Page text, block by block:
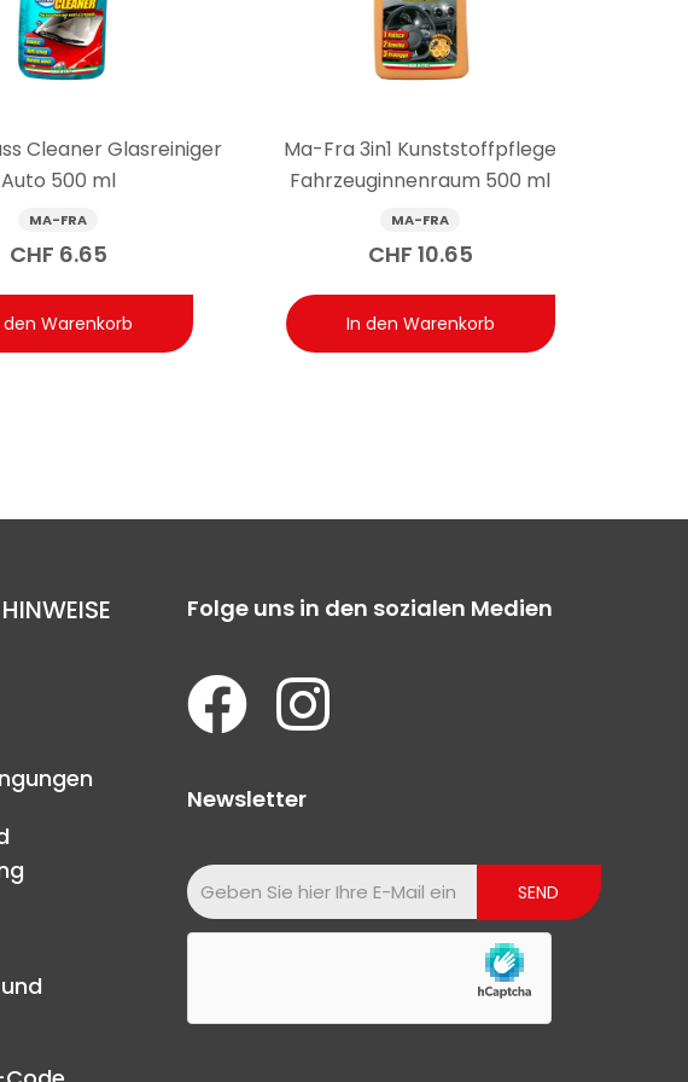
Herkömmliche Reinigungsmittel können
Cleaner Glasreiniger
Auto 500 ml
MA-FRA
CHF 6.65
den Warenkorb
Ma-Fra 3in1 Kunststoffpflege
Fahrzeuginnenraum 500 ml
MA-FRA
CHF 10.65
In den Warenkorb
Folge uns in den sozialen Medien
Newsletter